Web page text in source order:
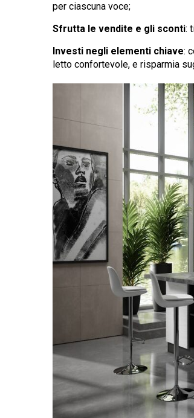
per ciascuna voce;
Sfrutta le vendite e gli sconti:
Investi negli elementi chiave:
letto confortevole, e risparmia